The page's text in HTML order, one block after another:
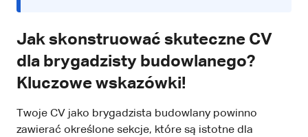
Jak skonstruować skuteczne CV
dla brygadzisty budowlanego?
Kluczowe wskazówki!
Twoje CV jako brygadzista budowlany powinno
zawierać określone sekcje, które są istotne dla